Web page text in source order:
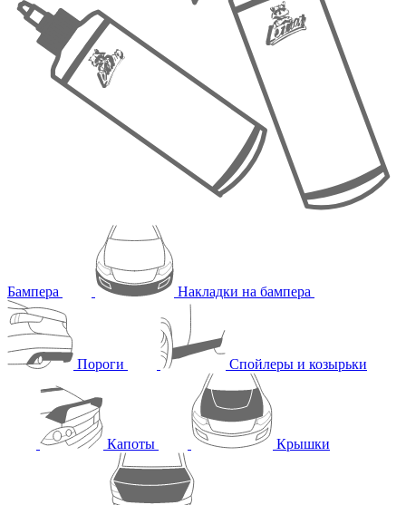
Бампера Накладки на бампера
Пороги Спойлеры и козырьки
Капоты Крышки